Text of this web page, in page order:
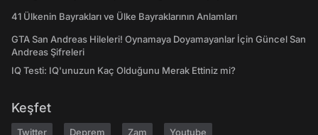
41 Ülkenin Bayrakları ve Ülke Bayraklarının Anlamları
GTA San Andreas Hileleri! Oynamaya Doyamayanlar İçin Güncel San
Andreas Şifreleri
IQ Testi: IQ'unuzun Kaç Olduğunu Merak Ettiniz mi?
Keşfet
Twitter Deprem Zam Youtube